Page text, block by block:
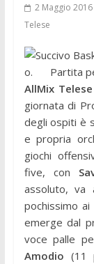
2 Maggio 2016
Telese
o. Partita
AllMix Telese
giornata di
degli ospiti è
e propria
giochi
five, con
assoluto, va
pochissimo
emerge dal
voce palle
Amodio (11